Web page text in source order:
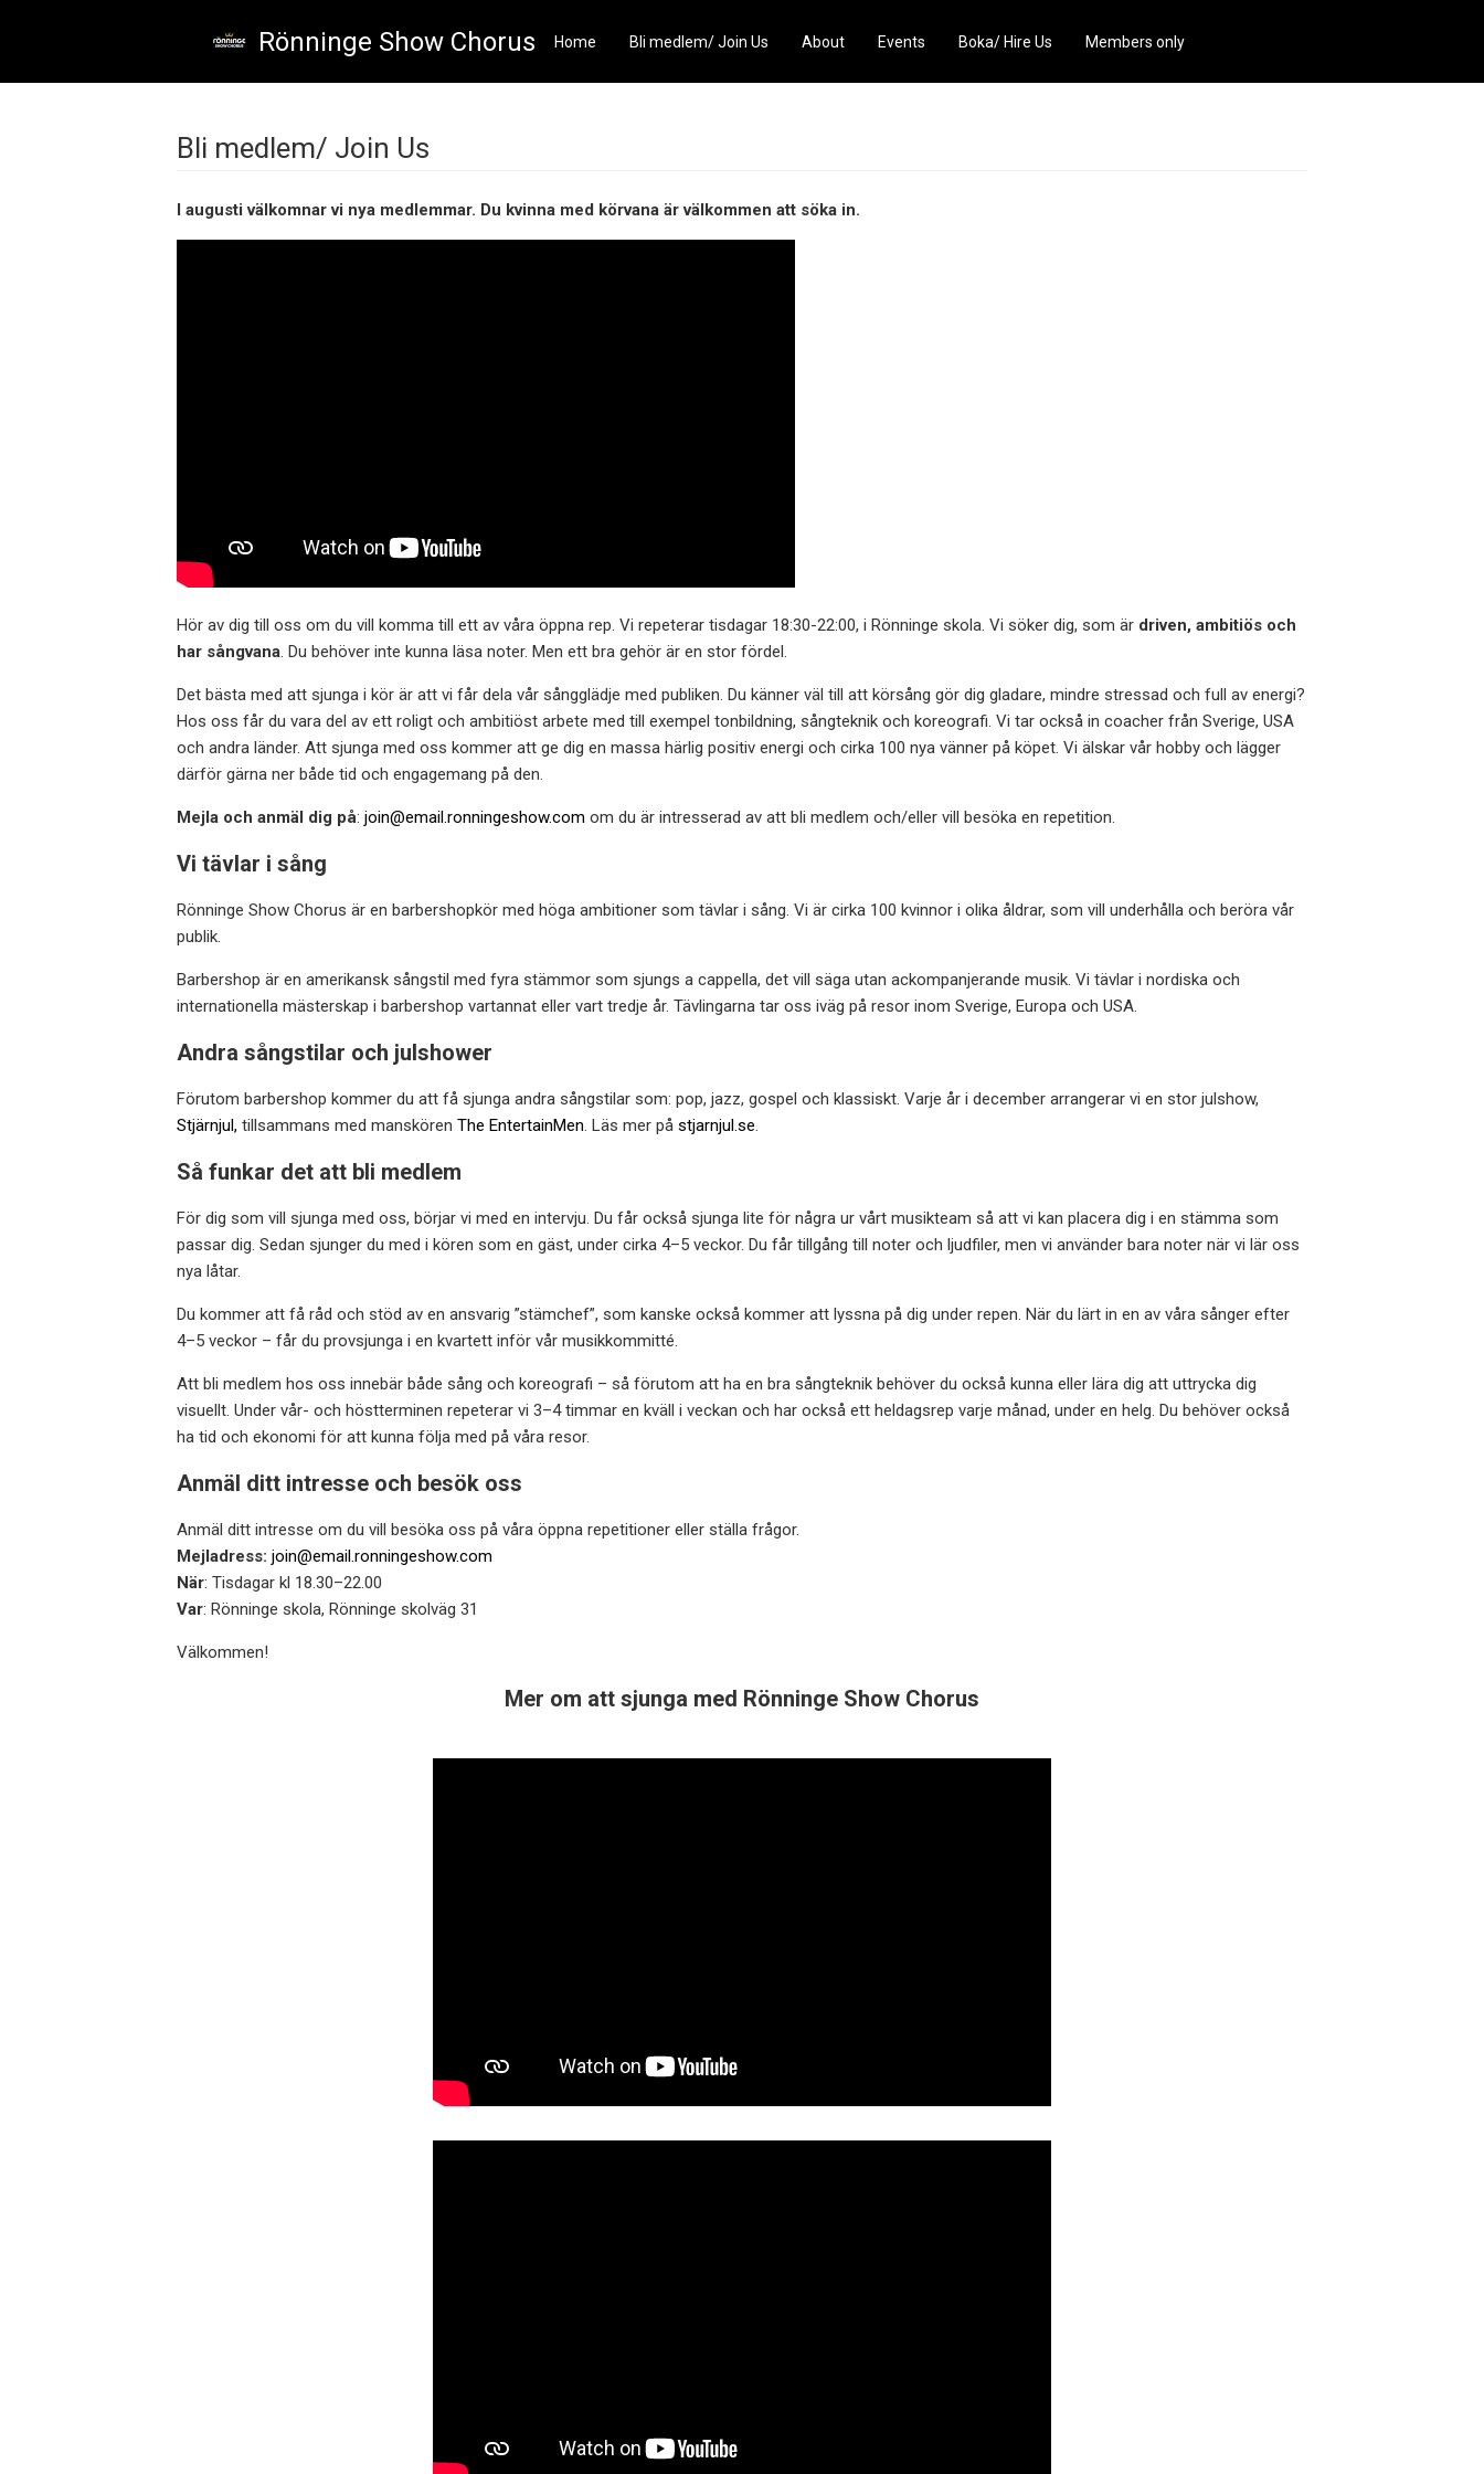
Rönninge Show Chorus Home Bli medlem/ Join Us About Events Boka/ Hire Us Members only
Bli medlem/ Join Us
I augusti välkomnar vi nya medlemmar. Du kvinna med körvana är välkommen att söka in.
Hör av dig till oss om du vill komma till ett av våra öppna rep. Vi repeterar tisdagar 18:30-22:00, i Rönninge skola. Vi söker dig, som är driven, ambitiös och
har sångvana . Du behöver inte kunna läsa noter. Men ett bra gehör är en stor fördel.
Det bästa med att sjunga i kör är att vi får dela vår sångglädje med publiken. Du känner väl till att körsång gör dig gladare, mindre stressad och full av energi?
Hos oss får du vara del av ett roligt och ambitiöst arbete med till exempel tonbildning, sångteknik och koreografi. Vi tar också in coacher från Sverige, USA
och andra länder. Att sjunga med oss kommer att ge dig en massa härlig positiv energi och cirka 100 nya vänner på köpet. Vi älskar vår hobby och lägger
därför gärna ner både tid och engagemang på den.
Mejla och anmäl dig på: join@email.ronningeshow.com om du är intresserad av att bli medlem och/eller vill besöka en repetition.
Vi tävlar i sång
Rönninge Show Chorus är en barbershopkör med höga ambitioner som tävlar i sång. Vi är cirka 100 kvinnor i olika åldrar, som vill underhålla och beröra vår
publik.
Barbershop är en amerikansk sångstil med fyra stämmor som sjungs a cappella, det vill säga utan ackompanjerande musik. Vi tävlar i nordiska och
internationella mästerskap i barbershop vartannat eller vart tredje år. Tävlingarna tar oss iväg på resor inom Sverige, Europa och USA.
Andra sångstilar och julshower
Förutom barbershop kommer du att få sjunga andra sångstilar som: pop, jazz, gospel och klassiskt. Varje år i december arrangerar vi en stor julshow,
Stjärnjul, tillsammans med manskören The EntertainMen . Läs mer på stjarnjul.se
Så funkar det att bli medlem
För dig som vill sjunga med oss, börjar vi med en intervju. Du får också sjunga lite för några ur vårt musikteam så att vi kan placera dig i en stämma som
passar dig. Sedan sjunger du med i kören som en gäst, under cirka 4–5 veckor. Du får tillgång till noter och ljudfiler, men vi använder bara noter när vi lär oss
nya låtar.
Du kommer att få råd och stöd av en ansvarig ”stämchef”, som kanske också kommer att lyssna på dig under repen. När du lärt in en av våra sånger efter
4–5 veckor – får du provsjunga i en kvartett inför vår musikkommitté.
Att bli medlem hos oss innebär både sång och koreografi – så förutom att ha en bra sångteknik behöver du också kunna eller lära dig att uttrycka dig
visuellt. Under vår- och höstterminen repeterar vi 3–4 timmar en kväll i veckan och har också ett heldagsrep varje månad, under en helg. Du behöver också
ha tid och ekonomi för att kunna följa med på våra resor.
Anmäl ditt intresse och besök oss
Anmäl ditt intresse om du vill besöka oss på våra öppna repetitioner eller ställa frågor.
Mejladress: join@email.ronningeshow.com
När: Tisdagar kl 18.30–22.00
Var: Rönninge skola, Rönninge skolväg 31
Välkommen!
Mer om att sjunga med Rönninge Show Chorus